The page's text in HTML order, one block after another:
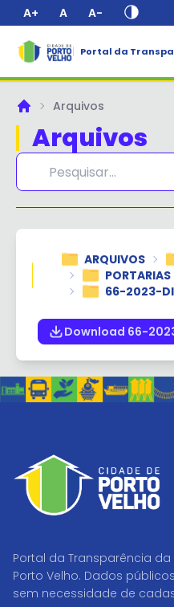
A+ A A-
Portal da
PrincipalArquivos
Arquivos
ARQUIVOS
PORTARIAS
66-2023-
Download 66-
Portal da Transparência da
Porto Velho. Dados
sem necessidade de
✕